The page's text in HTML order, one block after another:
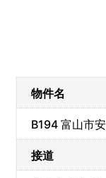
物件名
B194 富山市
接道